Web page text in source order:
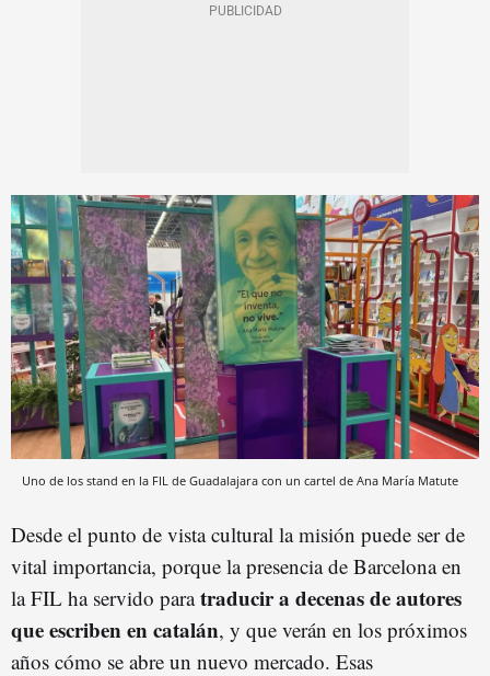
Uno de los stand en la FIL de Guadalajara con un cartel de Ana María Matute
Desde el punto de vista cultural la misión puede ser de
vital importancia, porque la presencia de Barcelona en
la FIL ha servido paratraducir a decenas de autores
que escriben en catalán, y que verán en los próximos
años cómo se abre un nuevo mercado. Esas